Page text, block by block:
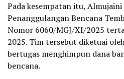
Pada kesempatan itu,
Penanggulangan Bencana
Nomor 6060/MGJ/XI/2025
2025. Tim tersebut diketuai
bertugas menghimpun dana
bencana.